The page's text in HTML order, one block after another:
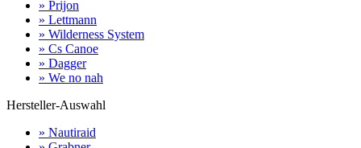
» Prijon
» Lettmann
» Wilderness System
» Cs Canoe
» Dagger
» We no nah
Hersteller-Auswahl
» Nautiraid